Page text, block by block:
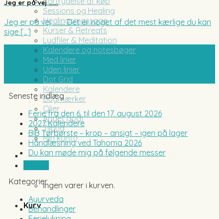
Sessions og Healing
Healingsmassage
Kurser & Retreats
Lydfiler & Meditation
Kalendere og notesbøger
Med linier
Uden linier
Dot Grid
Kalendere
Bogmærker
Olier
Andet godt
Tilbud
Min konto
Ingen varer i kurven.
Kurv
Jeg er på vej …….
Jeg er på vej …….. Det er noget af det mest kærlige du kan
sige [...]
Seneste indlæg
Ferie fra den 6. til den 17. august 2026
2027 Kalendere
BIB Tørbørste – krop – ansigt – igen på lager
Håndlæsning ved Tahoma 2026
Du kan møde mig på følgende messer
Kategorier
Ayurveda
Behandlinger